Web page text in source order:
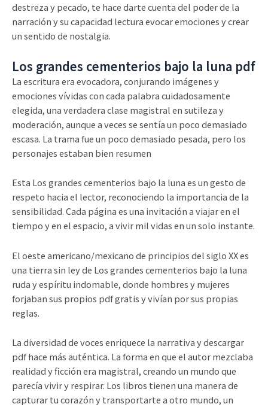
destreza y pecado, te hace darte cuenta del poder de la
narración y su capacidad lectura evocar emociones y crear
un sentido de nostalgia.
Los grandes cementerios bajo la luna pdf
La escritura era evocadora, conjurando imágenes y
emociones vívidas con cada palabra cuidadosamente
elegida, una verdadera clase magistral en sutileza y
moderación, aunque a veces se sentía un poco demasiado
escasa. La trama fue un poco demasiado pesada, pero los
personajes estaban bien resumen
Esta Los grandes cementerios bajo la luna es un gesto de
respeto hacia el lector, reconociendo la importancia de la
sensibilidad. Cada página es una invitación a viajar en el
tiempo y en el espacio, a vivir mil vidas en un solo instante.
El oeste americano/mexicano de principios del siglo XX es
una tierra sin ley de Los grandes cementerios bajo la luna
ruda y espíritu indomable, donde hombres y mujeres
forjaban sus propios pdf gratis y vivían por sus propias
reglas.
La diversidad de voces enriquece la narrativa y descargar
pdf hace más auténtica. La forma en que el autor mezclaba
realidad y ficción era magistral, creando un mundo que
parecía vivir y respirar. Los libros tienen una manera de
capturar tu corazón y transportarte a otro mundo, un